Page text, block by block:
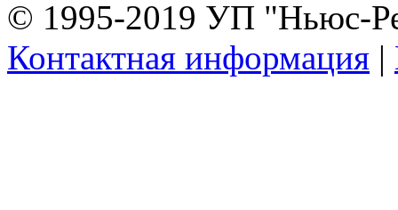
© 1995-2019 УП "Ньюс-
Контактная информация |